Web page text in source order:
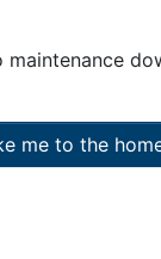
me to the